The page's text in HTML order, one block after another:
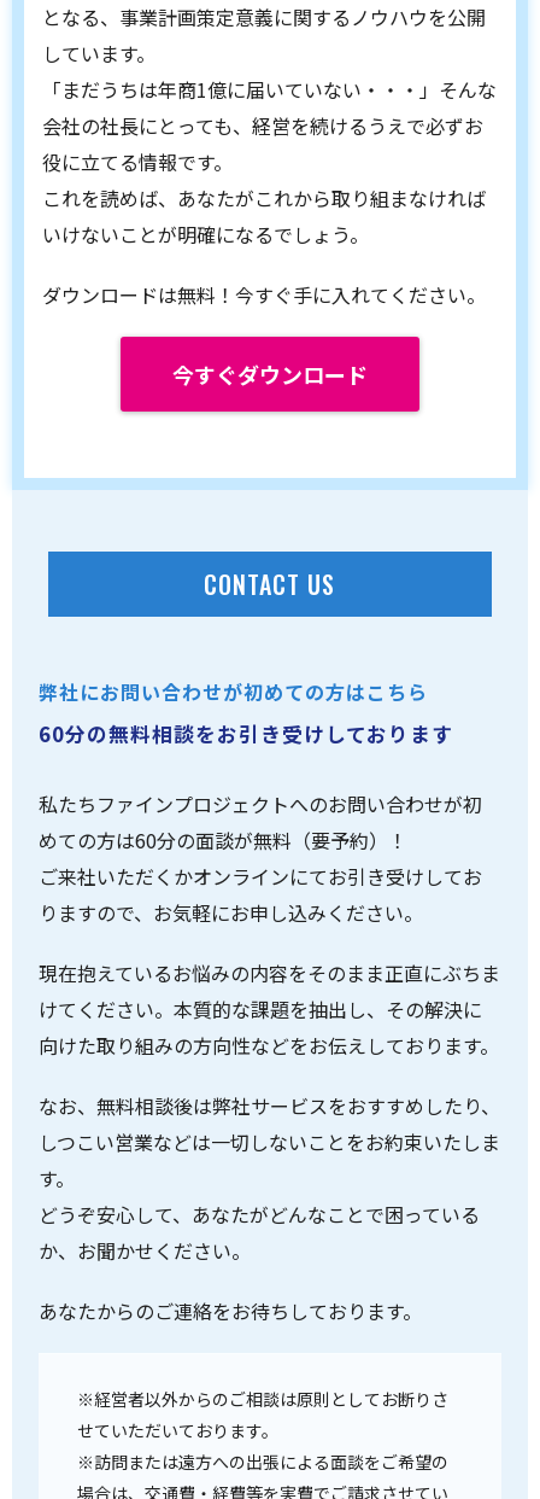
となる、事業計画策定意義に関するノウハウを公開
しています。
「まだうちは年商1億に届いていない・・・」そんな
会社の社長にとっても、経営を続けるうえで必ずお
役に立てる情報です。
これを読めば、あなたがこれから取り組まなければ
いけないことが明確になるでしょう。
ダウンロードは無料！今すぐ手に入れてください。
今すぐダウンロード
CONTACT US
弊社にお問い合わせが初めての方はこちら
60分の無料相談をお引き受けしております
私たちファインプロジェクトへのお問い合わせが初
めての方は60分の面談が無料（要予約）！
ご来社いただくかオンラインにてお引き受けしてお
りますので、お気軽にお申し込みください。
現在抱えているお悩みの内容をそのまま正直にぶちま
けてください。本質的な課題を抽出し、その解決に
向けた取り組みの方向性などをお伝えしております。
なお、無料相談後は弊社サービスをおすすめしたり、
しつこい営業などは一切しないことをお約束いたしま
す。
どうぞ安心して、あなたがどんなことで困っている
か、お聞かせください。
あなたからのご連絡をお待ちしております。
※経営者以外からのご相談は原則としてお断りさ
せていただいております。
※訪問または遠方への出張による面談をご希望の
場合は、交通費・経費等を実費でご請求させてい